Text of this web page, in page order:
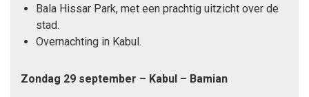
Bala Hissar Park, met een prachtig uitzicht over de
stad.
Overnachting in Kabul.
Zondag 29 september – Kabul – Bamian